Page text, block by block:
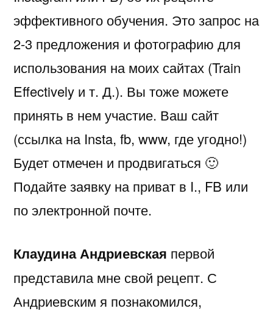
эффективного обучения. Это запрос на
2-3 предложения и фотографию для
использования на моих сайтах (Train
Effectively и т. Д.). Вы тоже можете
принять в нем участие. Ваш сайт
(ссылка на Insta, fb, www, где угодно!)
Будет отмечен и продвигаться 🙂
Подайте заявку на приват в I., FB или
по электронной почте.
Клаудина Андриевская первой
представила мне свой рецепт. С
Андриевским я познакомился,